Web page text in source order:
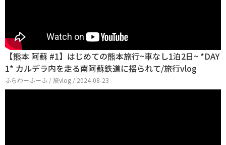
【熊本 阿蘇 #1】はじめての熊本旅行~車なし1泊2日~ *DAY
1* カルデラ内を走る南阿蘇鉄道に揺られて/旅行vlog
ふらわーふーふ / 旅vlog / 2024-08-23